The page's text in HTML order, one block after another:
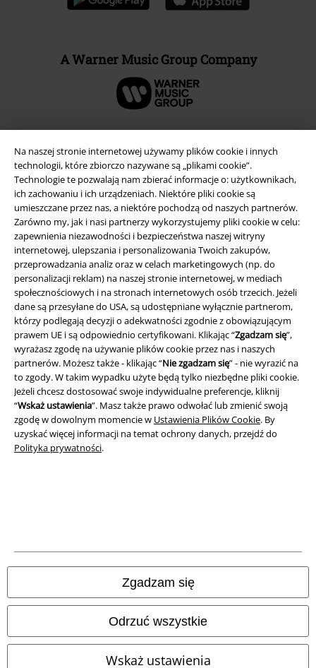
Na naszej stronie internetowej używamy plików cookie i innych
technologii, które zbiorczo nazywane są „plikami cookie”.
Technologie te pozwalają nam zbierać informacje o: użytkownikach,
ich zachowaniu i ich urządzeniach. Niektóre pliki cookie są
umieszczane przez nas, a niektóre pochodzą od naszych partnerów.
Zarówno my, jak i nasi partnerzy wykorzystujemy pliki cookie w celu:
zapewnienia niezawodności i bezpieczeństwa naszej witryny
internetowej, ulepszania i personalizowania Twoich zakupów,
przeprowadzania analiz oraz w celach marketingowych (np. do
personalizacji reklam) na naszej stronie internetowej, w mediach
społecznościowych i na stronach internetowych osób trzecich. Jeżeli
dane są przesyłane do USA, są udostępniane wyłącznie partnerom,
którzy podlegają decyzji o adekwatności zgodnie z obowiązującym
prawem UE i są odpowiednio certyfikowani. Klikając “Zgadzam się”,
wyrażasz zgodę na używanie plików cookie przez nas i naszych
partnerów. Możesz także - klikając “Nie zgadzam się” - nie wyrazić na
to zgody. W takim wypadku użyte będą tylko niezbędne pliki cookie.
Jeżeli chcesz dostosować swoje indywidualne preferencje, kliknij
“Wskaż ustawienia”. Masz także prawo odwołać lub zmienić swoją
zgodę w dowolnym momencie w Ustawienia Plików Cookie. By
uzyskać więcej informacji na temat ochrony danych, przejdź do
Polityka prywatności.
Zgadzam się
Odrzuć wszystkie
Wskaż ustawienia
A Warner Music Group Company
Informacje prawne
Regulamin
Dane firmy
Polityka prywatności
Unieszkodliwianie odpadów i ochrona środowiska
Deklaracja Zgodności
Informacje dotyczące dostępności
© 1986-2026 E.M.P. Merchandising HGmbH
Sklepy internetowe EMP